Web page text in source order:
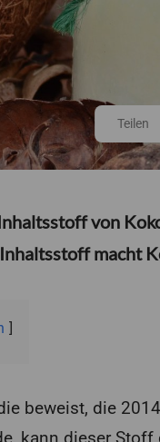
Teilen
von
macht
beweist, die